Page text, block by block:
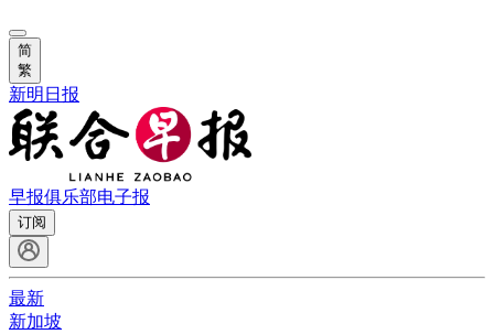
简
繁
新明日报
早报俱乐部电子报
订阅
最新
新加坡